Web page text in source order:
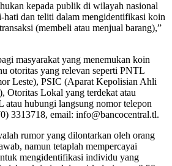
kepada publik di wilayah nasional
hati dan teliti dalam mengidentifikasi koin
(membeli atau menjual barang),”
masyarakat yang menemukan koin
otoritas yang relevan seperti PNTL
Leste), PSIC (Aparat Kepolisian Ahli
Otoritas Lokal yang terdekat atau
atau hubungi langsung nomor telepon
3313718, email: info@bancocentral.tl.
rumor yang dilontarkan oleh orang
namun tetaplah mempercayai
mengidentifikasi individu yang